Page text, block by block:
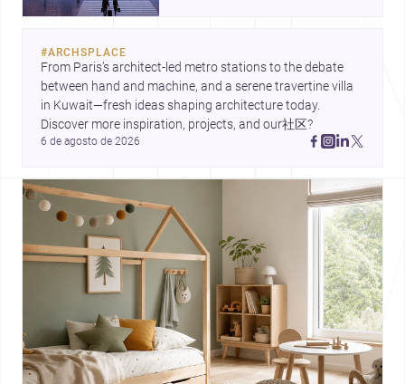
infraestructura, materialidad y
vida cotidiana. Tres enfoques
distintos, unidos por una misma
pregunta: cómo diseñar espacios
más sensibles, durables y
#ARCHSPLACE
From Paris’s architect-led metro stations to the debate
between hand and machine, and a serene travertine villa
in Kuwait—fresh ideas shaping architecture today.
Discover more inspiration, projects, and our社区?
6 de agosto de 2026